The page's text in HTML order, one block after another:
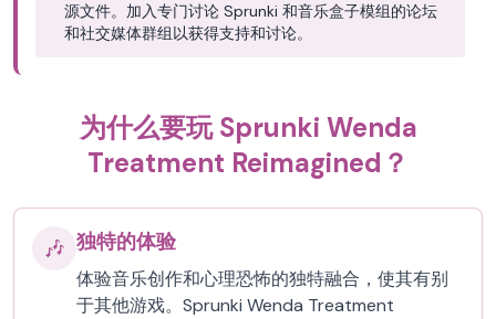
源文件。加入专门讨论 Sprunki 和音乐盒子模组的论坛
和社交媒体群组以获得支持和讨论。
为什么要玩 Sprunki Wenda
Treatment Reimagined？
🎶 独特的体验
体验音乐创作和心理恐怖的独特融合，使其有别
于其他游戏。Sprunki Wenda Treatment